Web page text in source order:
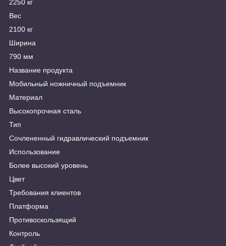
2250 кг
Вес
2100 кг
Ширина
790 мм
Название продукта
Мобильный ножничный подъемник
Материал
Высокопрочная сталь
Тип
Сочлененный гидравлический подъемник
Использование
Более высокий уровень
Цвет
Требования клиентов
Платформа
Противоскользящий
Контроль